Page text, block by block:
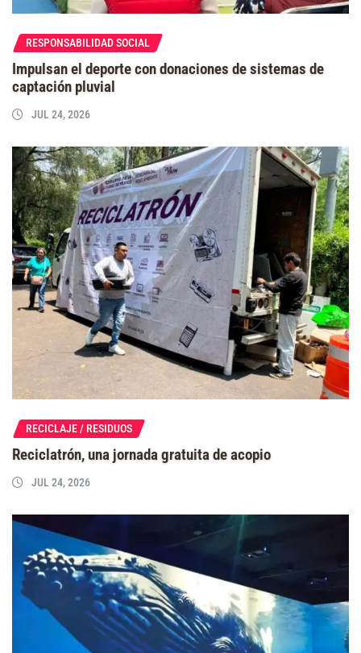
RESPONSABILIDAD SOCIAL
Impulsan el deporte con donaciones de sistemas de
captación pluvial
JUL 24, 2026
RECICLAJE / RESIDUOS
Reciclatrón, una jornada gratuita de acopio
JUL 24, 2026